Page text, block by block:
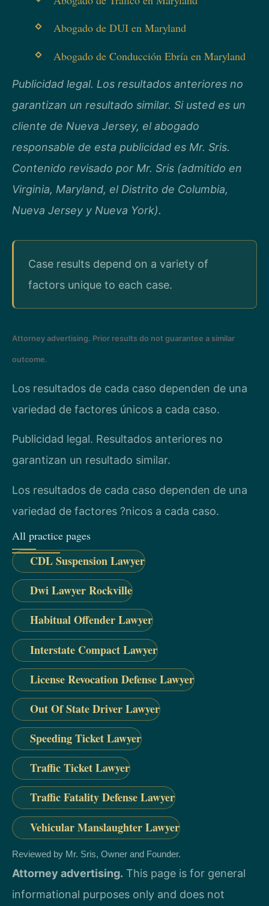
Abogado de DUI en Maryland
Abogado de Conducción Ebría en Maryland
Publicidad legal. Los resultados anteriores no
garantizan un resultado similar. Si usted es un
cliente de Nueva Jersey, el abogado
responsable de esta publicidad es Mr. Sris.
Contenido revisado por Mr. Sris (admitido en
Virginia, Maryland, el Distrito de Columbia,
Nueva Jersey y Nueva York).
Case results depend on a variety of
factors unique to each case.
Attorney advertising. Prior results do not guarantee a similar
outcome.
Los resultados de cada caso dependen de una
variedad de factores únicos a cada caso.
Publicidad legal. Resultados anteriores no
garantizan un resultado similar.
Los resultados de cada caso dependen de una
variedad de factores ?nicos a cada caso.
All practice pages
CDL Suspension Lawyer
Dwi Lawyer Rockville
Habitual Offender Lawyer
Interstate Compact Lawyer
License Revocation Defense Lawyer
Out Of State Driver Lawyer
Speeding Ticket Lawyer
Traffic Ticket Lawyer
Traffic Fatality Defense Lawyer
Vehicular Manslaughter Lawyer
Reviewed by Mr. Sris, Owner and Founder.
Attorney advertising. This page is for general
informational purposes only and does not